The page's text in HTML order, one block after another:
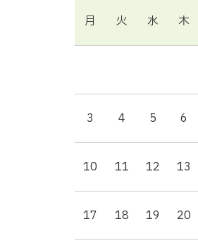
月 火 水 木
3 4 5 6
10 11 12 13
17 18 19 20